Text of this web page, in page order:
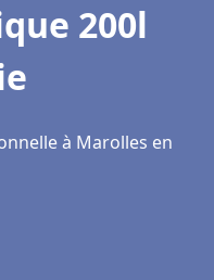
200l
à Marolles en